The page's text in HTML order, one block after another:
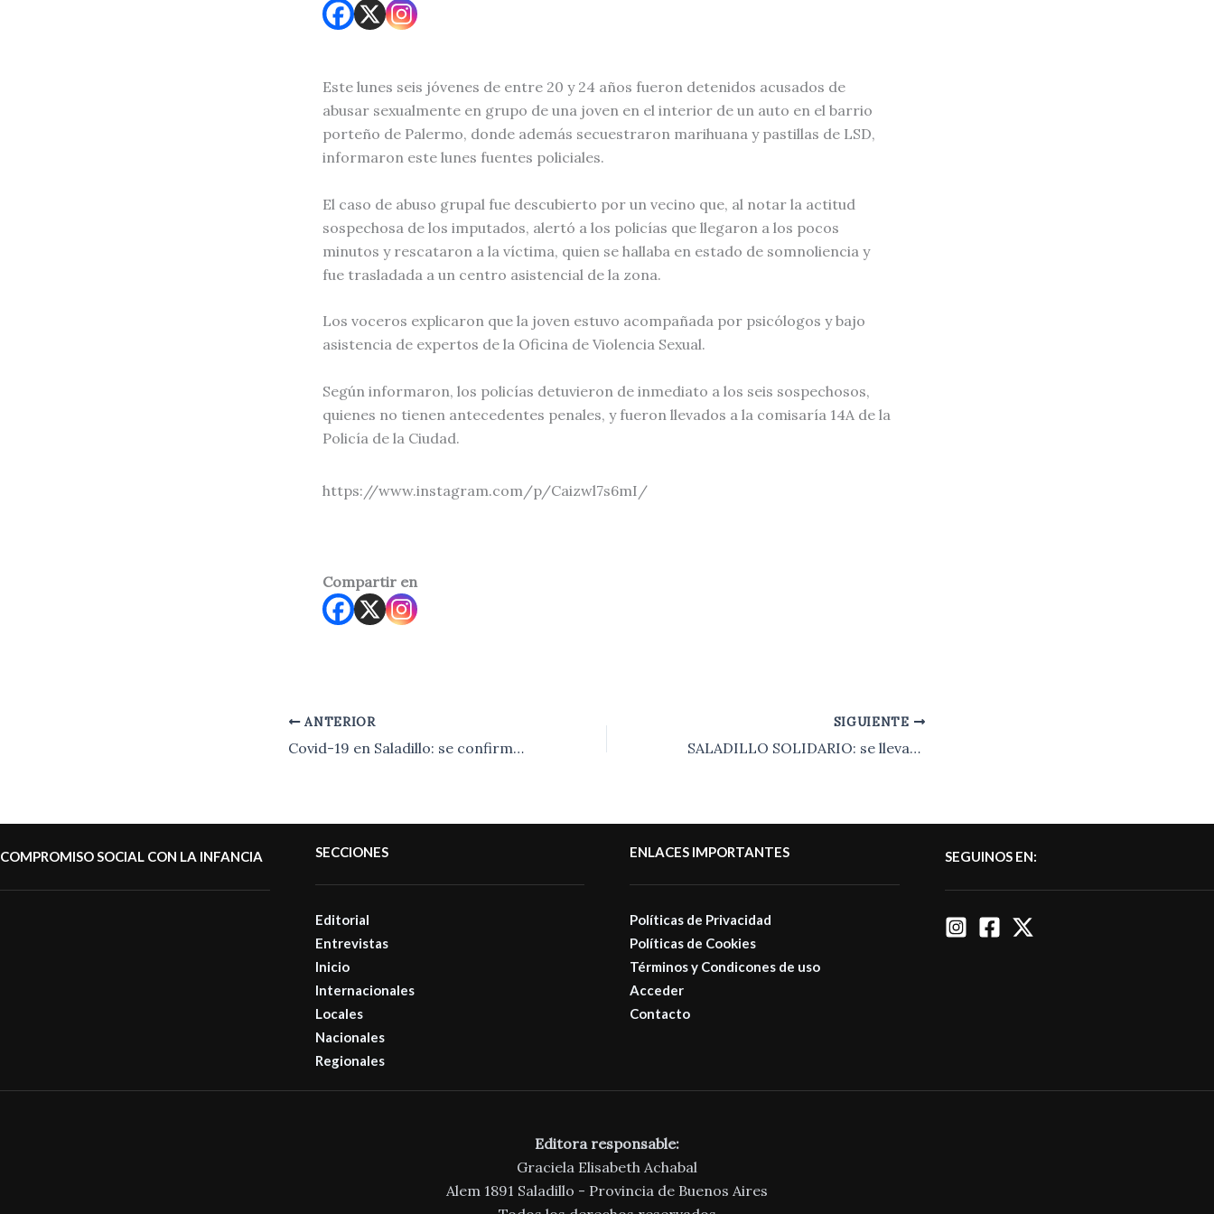
Este lunes seis jóvenes de entre 20 y 24 años fueron detenidos acusados de
abusar sexualmente en grupo de una joven en el interior de un auto en el barrio
porteño de Palermo, donde además secuestraron marihuana y pastillas de LSD,
informaron este lunes fuentes policiales.
El caso de abuso grupal fue descubierto por un vecino que, al notar la actitud
sospechosa de los imputados, alertó a los policías que llegaron a los pocos
minutos y rescataron a la víctima, quien se hallaba en estado de somnoliencia y
fue trasladada a un centro asistencial de la zona.
Los voceros explicaron que la joven estuvo acompañada por psicólogos y bajo
asistencia de expertos de la Oficina de Violencia Sexual.
Según informaron, los policías detuvieron de inmediato a los seis sospechosos,
quienes no tienen antecedentes penales, y fueron llevados a la comisaría 14A de la
Policía de la Ciudad.
https://www.instagram.com/p/Caizwl7s6mI/
Compartir en
ANTERIOR
Covid-19 en Saladillo: se confirmaron 8 nuevos casos positivos este lunes.-
SIGUIENTE
SALADILLO SOLIDARIO: se llevaron donaciones a la Casa de la Provincia de Corrientes.-
COMPROMISO SOCIAL CON LA INFANCIA SECCIONES
Editorial
Entrevistas
Inicio
Internacionales
Locales
Nacionales
Regionales
ENLACES IMPORTANTES
Políticas de Privacidad
Políticas de Cookies
Términos y Condicones de uso
Acceder
Contacto
SEGUINOS EN:
Editora responsable:
Graciela Elisabeth Achabal
Alem 1891 Saladillo - Provincia de Buenos Aires